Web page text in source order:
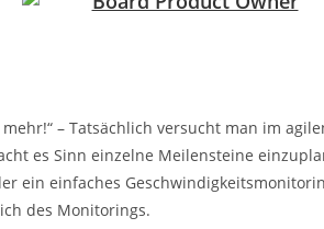
– Tatsächlich versucht man im
es Sinn einzelne Meilensteine
ein einfaches
des Monitorings.